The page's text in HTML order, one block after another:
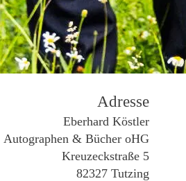
Adresse
Eberhard Köstler
Autographen & Bücher oHG
Kreuzeckstraße 5
82327 Tutzing